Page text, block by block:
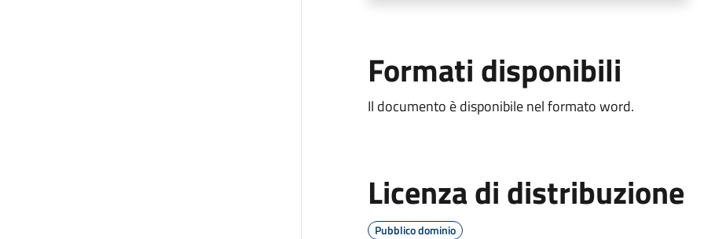
Formati disponibili
Il documento è disponibile nel formato word.
Licenza di distribuzione
Pubblico dominio